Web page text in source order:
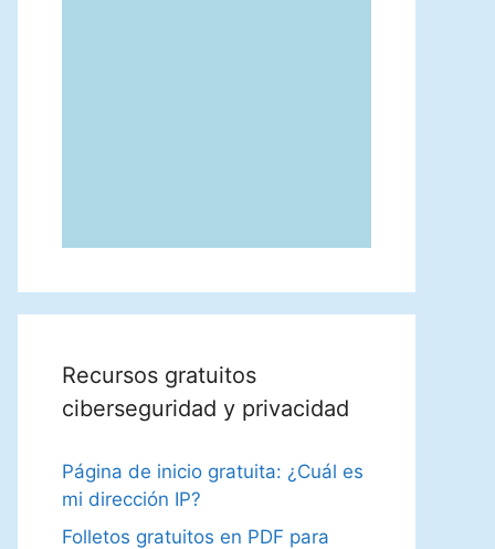
Recursos gratuitos
ciberseguridad y privacidad
Página de inicio gratuita: ¿Cuál es
mi dirección IP?
Folletos gratuitos en PDF para